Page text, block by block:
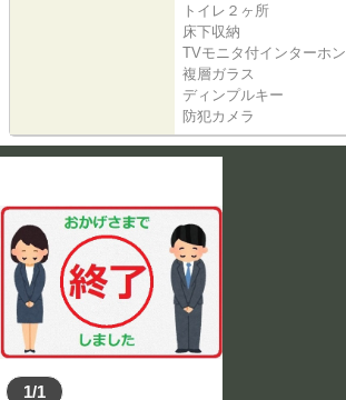
トイレ２ヶ所
床下収納
TVモニタ付インターホン
複層ガラス
ディンプルキー
防犯カメラ
1/1